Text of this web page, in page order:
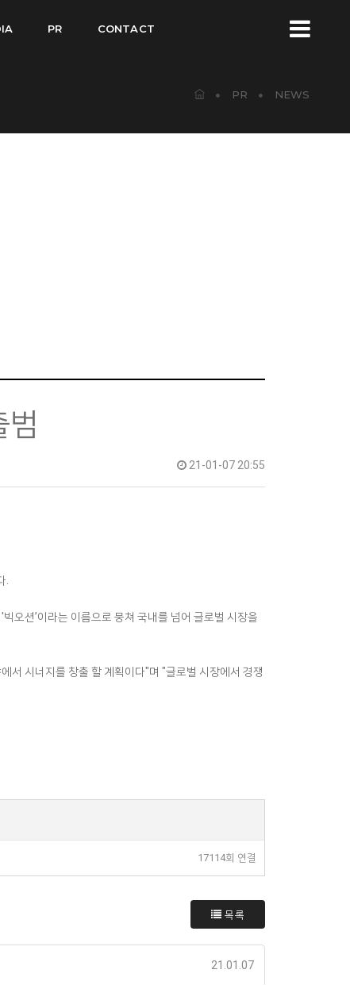
PR CONTACT
PR NEWS
범
21-01-07 20:55
.
오션’이라는 이름으로 뭉쳐 국내를 넘어 글로벌 시장을
서 시너지를 창출 할 계획이다"며 "글로벌 시장에서 경쟁
17114회 연결
목록
21.01.07